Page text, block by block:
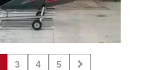
3 4 5